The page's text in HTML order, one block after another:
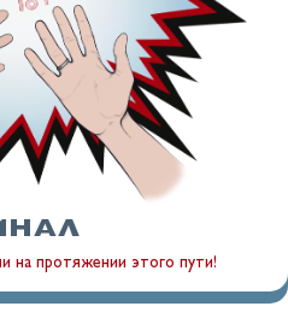
на протяжении этого пути!